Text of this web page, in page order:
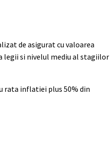
de asigurat cu valoarea
legii si nivelul mediu al stagiilor
rata inflatiei plus 50% din